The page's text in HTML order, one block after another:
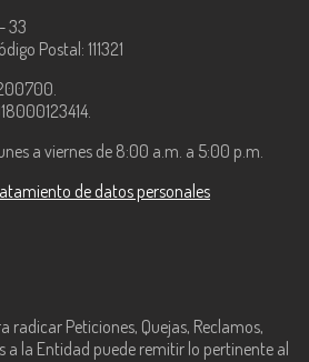
33
Postal: 111321
a viernes de 8:00 a.m. a 5:00 p.m.
de datos personales
radicar Peticiones, Quejas, Reclamos,
a la Entidad puede remitir lo pertinente al